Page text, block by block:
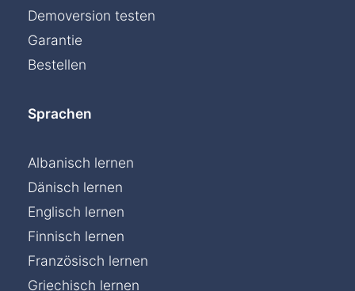
Demoversion testen
Garantie
Bestellen
Sprachen
Albanisch lernen
Dänisch lernen
Englisch lernen
Finnisch lernen
Französisch lernen
Griechisch lernen